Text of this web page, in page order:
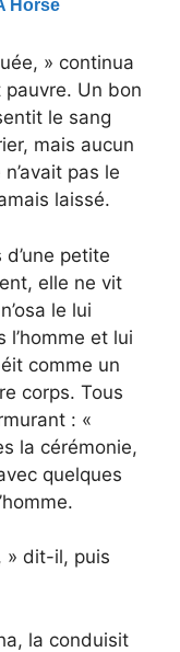
» continua
pauvre. Un bon
le sang
mais aucun
pas le
laissé.
petite
elle ne vit
le lui
l’homme et lui
comme un
corps. Tous
: «
la cérémonie,
quelques
» dit-il, puis
la conduisit